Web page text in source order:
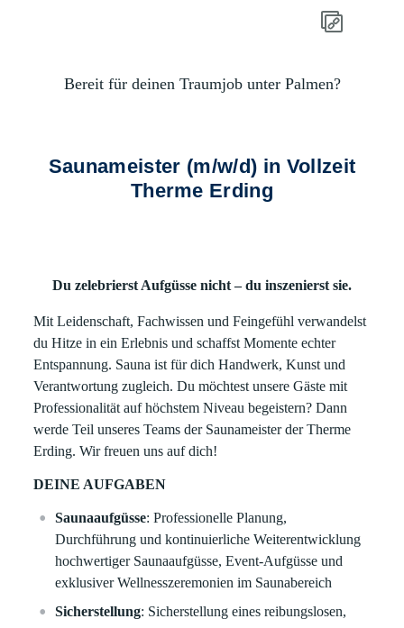
Bereit für deinen Traumjob unter Palmen?
Saunameister (m/w/d) in Vollzeit
Therme Erding
Du zelebrierst Aufgüsse nicht – du inszenierst sie.
Mit Leidenschaft, Fachwissen und Feingefühl verwandelst
du Hitze in ein Erlebnis und schaffst Momente echter
Entspannung. Sauna ist für dich Handwerk, Kunst und
Verantwortung zugleich. Du möchtest unsere Gäste mit
Professionalität auf höchstem Niveau begeistern? Dann
werde Teil unseres Teams der Saunameister der Therme
Erding. Wir freuen uns auf dich!
DEINE AUFGABEN
Saunaaufgüsse: Professionelle Planung,
Durchführung und kontinuierliche Weiterentwicklung
hochwertiger Saunaaufgüsse, Event-Aufgüsse und
exklusiver Wellnesszeremonien im Saunabereich
Sicherstellung: Sicherstellung eines reibungslosen,